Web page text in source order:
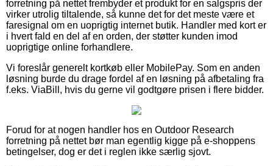
forretning på nettet frembyder et produkt for en salgspris der
virker utrolig tiltalende, så kunne det for det meste være et
faresignal om en uoprigtig internet butik. Handler med kort er
i hvert fald en del af en orden, der støtter kunden imod
uoprigtige online forhandlere.
Vi foreslår generelt kortkøb eller MobilePay. Som en anden
løsning burde du drage fordel af en løsning på afbetaling fra
f.eks. ViaBill, hvis du gerne vil godtgøre prisen i flere bidder.
Forud for at nogen handler hos en Outdoor Research
forretning på nettet bør man egentlig kigge på e-shoppens
betingelser, dog er det i reglen ikke særlig sjovt.